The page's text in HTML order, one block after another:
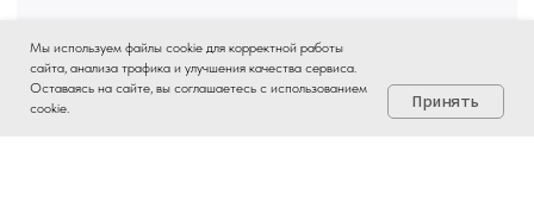
Быстро отвечаем в Max ☛
Мы используем файлы cookie для корректной работы
сайта, анализа трафика и улучшения качества сервиса.
Оставаясь на сайте, вы соглашаетесь с использованием
cookie.
Принять